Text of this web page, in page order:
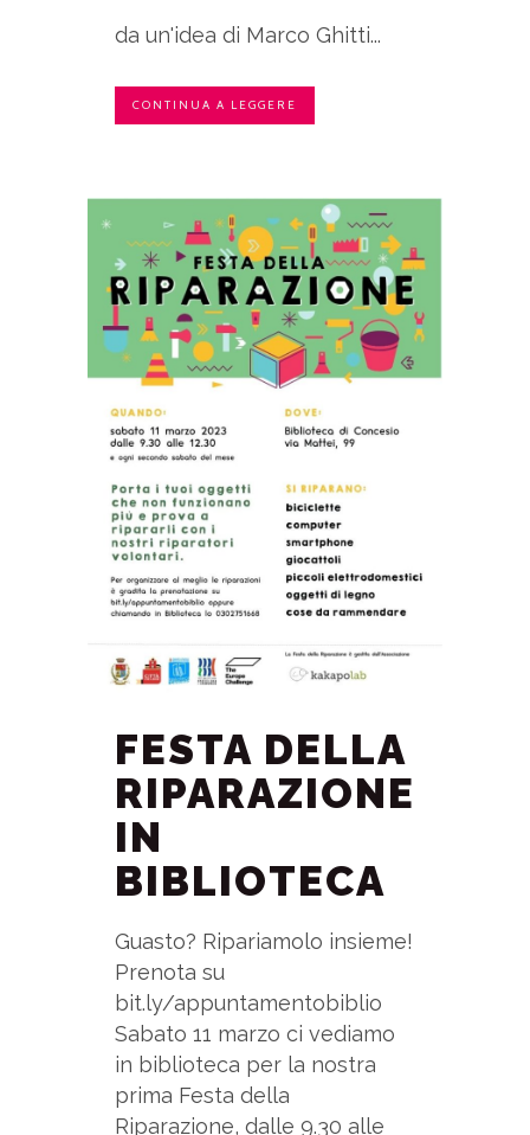
da un'idea di Marco Ghitti...
CONTINUA A LEGGERE
FESTA DELLA
RIPARAZIONE
IN
BIBLIOTECA
Guasto? Ripariamolo insieme!
Prenota su
bit.ly/appuntamentobiblio
Sabato 11 marzo ci vediamo
in biblioteca per la nostra
prima Festa della
Riparazione, dalle 9.30 alle